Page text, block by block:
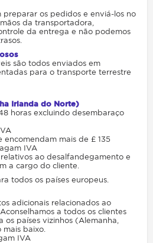
preparar os pedidos e enviá-los no
da transportadora,
da entrega e não podemos
​​são todos enviados em
para o transporte terrestre
Irlanda do Norte)
horas excluindo desembaraço
encomendam mais de £ 135
IVA
ao desalfandegamento e
a cargo do cliente.
todos os países europeus.
adicionais relacionados ao
a todos os clientes
os países vizinhos (Alemanha,
mais baixo.
IVA